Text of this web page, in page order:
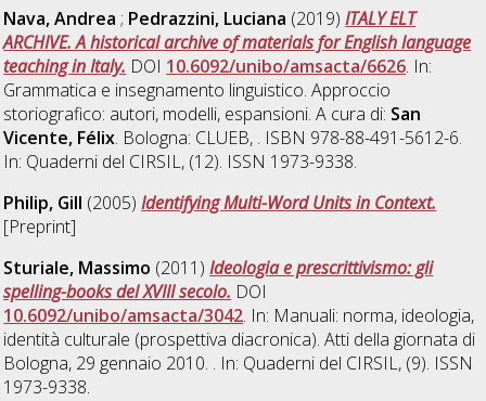
Nava, Andrea ; Pedrazzini, Luciana (2019)ITALY ELT
ARCHIVE. A historical archive of materials for English language
teaching in Italy. DOI 10.6092/unibo/amsacta/6626. In:
Grammatica e insegnamento linguistico. Approccio
storiografico: autori, modelli, espansioni. A cura di: San
Vicente, Félix. Bologna: CLUEB, . ISBN 978-88-491-5612-6.
In: Quaderni del CIRSIL, (12). ISSN 1973-9338.
Philip, Gill (2005)Identifying Multi-Word Units in Context.
[Preprint]
Sturiale, Massimo (2011)Ideologia e prescrittivismo: gli
spelling-books del XVIII secolo. DOI
10.6092/unibo/amsacta/3042. In: Manuali: norma, ideologia,
identità culturale (prospettiva diacronica). Atti della giornata di
Bologna, 29 gennaio 2010. . In: Quaderni del CIRSIL, (9). ISSN
1973-9338.